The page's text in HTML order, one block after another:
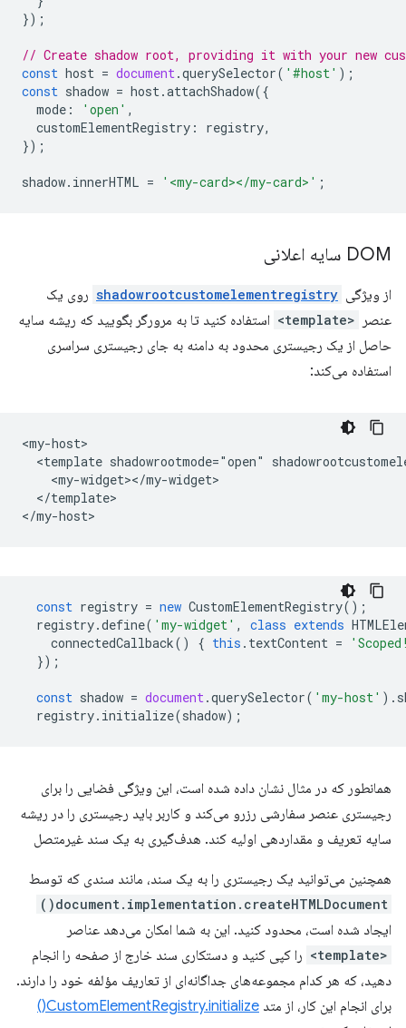
});
// Create shadow root, providing it with your new
const host = document .querySelector( '#host' );
const shadow = host .attachShadow({
mode : 'open' ,
customElementRegistry : registry,
});
shadow. innerHTML = '<my-card></my-card>' ;
DOM سایه اعلانی
از ویژگی shadowrootcustomelementregistry روی یک
عنصر
<template>
استفاده کنید تا به مرورگر بگویید که ریشه سایه
حاصل از یک رجیستری محدود به دامنه به جای رجیستری سراسری
استفاده می‌کند:
<my-host>
<template shadowrootmode="open"
    <my-widget></my-widget>
  </template>
const registry = new CustomElementRegistry();
registry.define( 'my-widget' , class extends
connectedCallback() { this . textContent =
});
const shadow = document .querySelector( 'my-host' ).
registry. initialize(shadow);
همانطور که در مثال نشان داده شده است، این ویژگی فضایی را برای
رجیستری عنصر سفارشی رزرو می‌کند و کاربر باید رجیستری را در ریشه
سایه تعریف و مقداردهی اولیه کند. هدف‌گیری به یک سند غیرمتصل
همچنین می‌توانید یک رجیستری را به یک سند، مانند سندی که توسط
document.implementation.createHTMLDocument()
ایجاد شده است، محدود کنید. این به شما امکان می‌دهد عناصر
<template>
را کپی کنید و دستکاری سند خارج از صفحه را انجام
دهید، که هر کدام مجموعه‌های جداگانه‌ای از تعاریف مؤلفه خود را دارند.
برای انجام این کار، از متد CustomElementRegistry.initialize()